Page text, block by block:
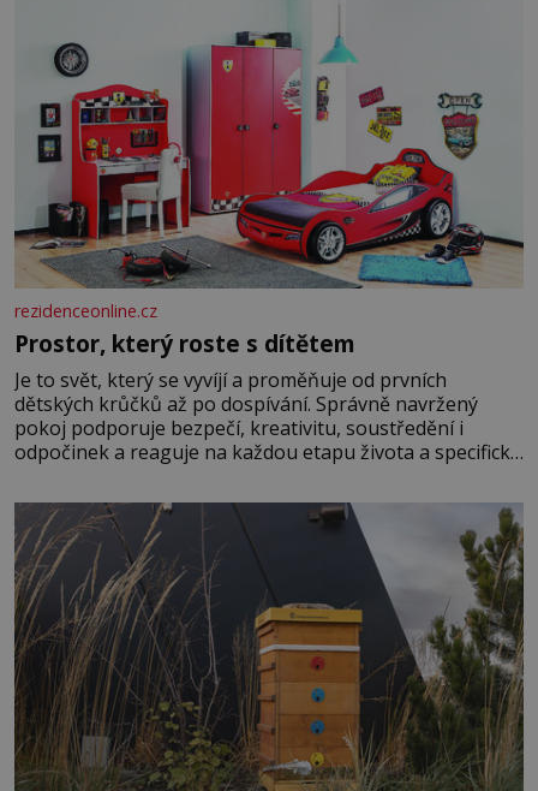
rezidenceonline.cz
Prostor, který roste s dítětem
Je to svět, který se vyvíjí a proměňuje od prvních
dětských krůčků až po dospívání. Správně navržený
pokoj podporuje bezpečí, kreativitu, soustředění i
odpočinek a reaguje na každou etapu života a specifické
měkkost a bezpečí, proto by pokoj miminka měl působit
především klidně a útulně. Předškolní věk je